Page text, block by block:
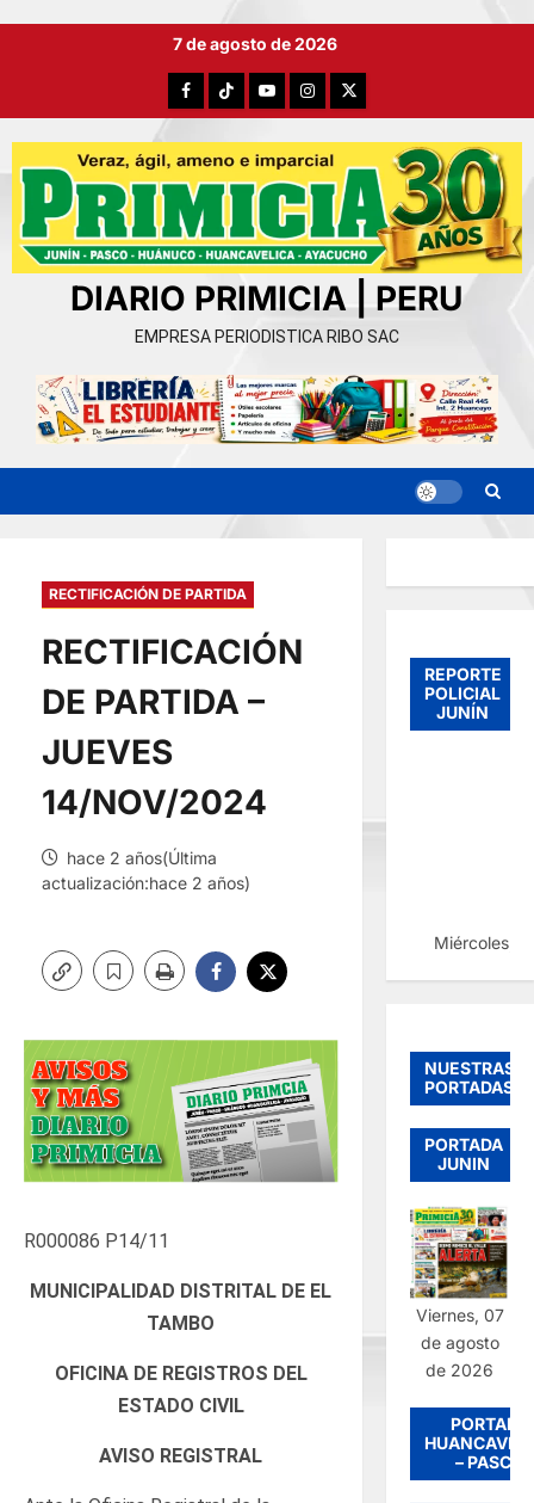
7 de agosto de 2026
FacebookTikTokYouTubeInstagram
X
DIARIO PRIMICIA | PERU
EMPRESA PERIODISTICA RIBO SAC
RECTIFICACIÓN DE PARTIDA
RECTIFICACIÓN
DE PARTIDA –
JUEVES
14/NOV/2024
hace 2 años(Última
actualización:hace 2 años)
R000086 P14/11
MUNICIPALIDAD DISTRITAL DE EL
TAMBO
OFICINA DE REGISTROS DEL
ESTADO CIVIL
AVISO REGISTRAL
REPORTE
POLICIAL
JUNÍN
Miércoles,
NUESTRAS
PORTADAS
PORTADA
JUNIN
Viernes, 07
de agosto
de 2026
PORTADA
– PASCO